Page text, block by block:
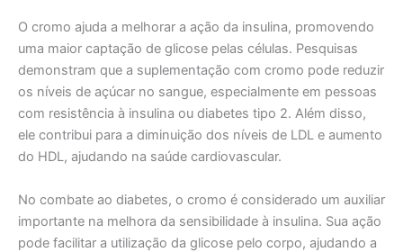
O cromo ajuda a melhorar a ação da insulina, promovendo
uma maior captação de glicose pelas células. Pesquisas
demonstram que a suplementação com cromo pode reduzir
os níveis de açúcar no sangue, especialmente em pessoas
com resistência à insulina ou diabetes tipo 2. Além disso,
ele contribui para a diminuição dos níveis de LDL e aumento
do HDL, ajudando na saúde cardiovascular.
No combate ao diabetes, o cromo é considerado um auxiliar
importante na melhora da sensibilidade à insulina. Sua ação
pode facilitar a utilização da glicose pelo corpo, ajudando a